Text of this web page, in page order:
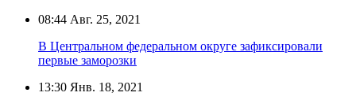
08:44 Авг. 25, 2021
В Центральном федеральном округе зафиксировали
первые заморозки
13:30 Янв. 18, 2021